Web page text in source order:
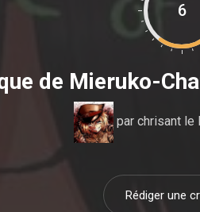
6
de Mieruko-
par chrisant le
Rédiger une